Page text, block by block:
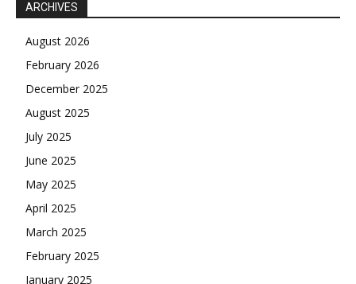
ARCHIVES
August 2026
February 2026
December 2025
August 2025
July 2025
June 2025
May 2025
April 2025
March 2025
February 2025
January 2025